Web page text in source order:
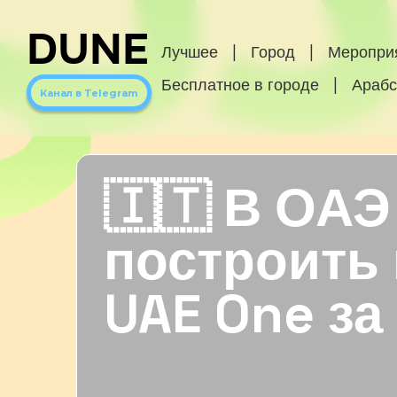
DUNE
Канал в Telegram
Лучшее Город
Бесплатное в городе
🇮🇹 В ОАЭ
построить
UAE One